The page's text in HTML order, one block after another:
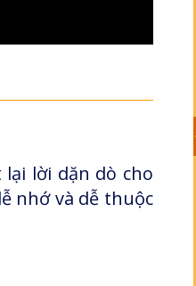
lời dặn dò cho
nhớ và dễ thuộc